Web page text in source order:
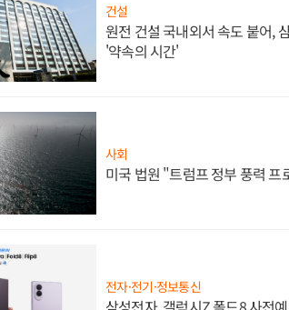
건설
원전 건설 국내외서 속도 붙어,
'약속의 시간'
사회
미국 법원 "트럼프 정부 풍력 프
전자·전기·정보통신